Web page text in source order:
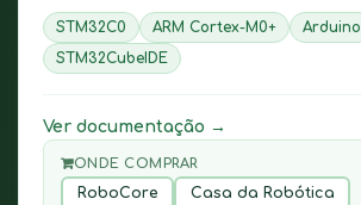
STM32C0 ARM Cortex-M0+
Arduino
STM32CubeIDE
Ver documentação →
ONDE COMPRAR
RoboCore Casa da Robótica